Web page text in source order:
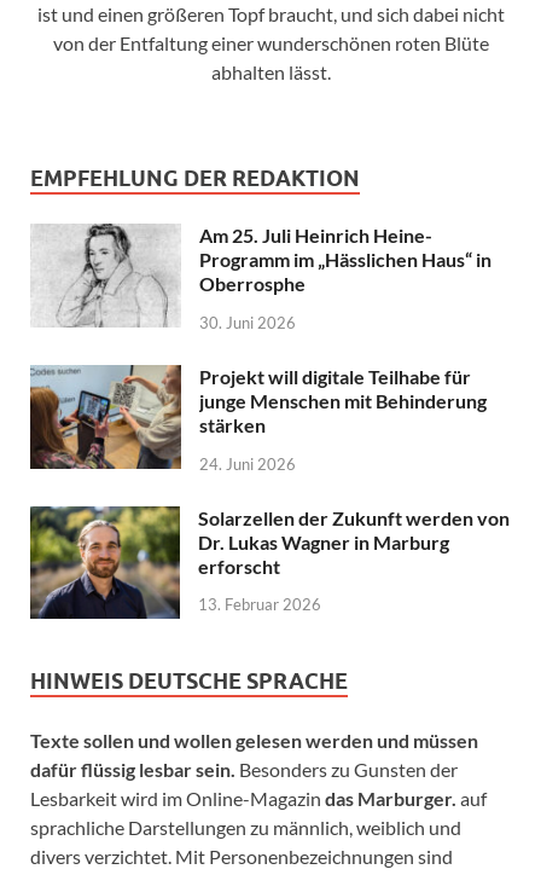
ist und einen größeren Topf braucht, und sich dabei nicht
von der Entfaltung einer wunderschönen roten Blüte
abhalten lässt.
EMPFEHLUNG DER REDAKTION
Am 25. Juli Heinrich Heine-
Programm im „Hässlichen Haus“ in
Oberrosphe
30. Juni 2026
Projekt will digitale Teilhabe für
junge Menschen mit Behinderung
stärken
24. Juni 2026
Solarzellen der Zukunft werden von
Dr. Lukas Wagner in Marburg
erforscht
13. Februar 2026
HINWEIS DEUTSCHE SPRACHE
Texte sollen und wollen gelesen werden und müssen
dafür flüssig lesbar sein. Besonders zu Gunsten der
Lesbarkeit wird im Online-Magazin das Marburger. auf
sprachliche Darstellungen zu männlich, weiblich und
divers verzichtet. Mit Personenbezeichnungen sind